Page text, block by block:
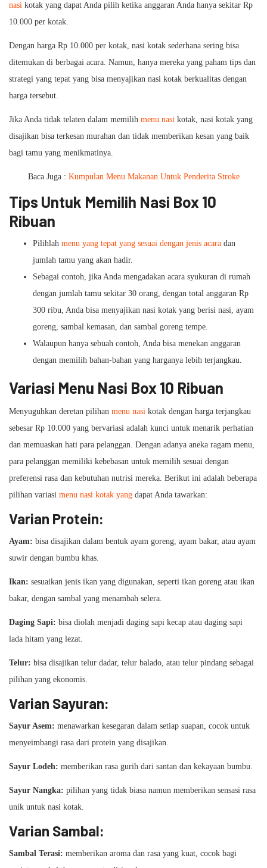
nasi kotak yang dapat Anda pilih ketika anggaran Anda hanya sekitar Rp
10.000 per kotak.
Dengan harga Rp 10.000 per kotak, nasi kotak sederhana sering bisa
ditemukan di berbagai acara. Namun, hanya mereka yang paham tips dan
strategi yang tepat yang bisa menyajikan nasi kotak berkualitas dengan
harga tersebut.
Jika Anda tidak telaten dalam memilih menu nasi kotak, nasi kotak yang
disajikan bisa terkesan murahan dan tidak memberikan kesan yang baik
bagi tamu yang menikmatinya.
Baca Juga : Kumpulan Menu Makanan Untuk Penderita Stroke
Tips Untuk Memilih Nasi Box 10
Ribuan
Pilihlah menu yang tepat yang sesuai dengan jenis acara dan
jumlah tamu yang akan hadir.
Sebagai contoh, jika Anda mengadakan acara syukuran di rumah
dengan jumlah tamu sekitar 30 orang, dengan total anggaran Rp
300 ribu, Anda bisa menyajikan nasi kotak yang berisi nasi, ayam
goreng, sambal kemasan, dan sambal goreng tempe.
Walaupun hanya sebuah contoh, Anda bisa menekan anggaran
dengan memilih bahan-bahan yang harganya lebih terjangkau.
Variasi Menu Nasi Box 10 Ribuan
Menyuguhkan deretan pilihan menu nasi kotak dengan harga terjangkau
sebesar Rp 10.000 yang bervariasi adalah kunci untuk menarik perhatian
dan memuaskan hati para pelanggan. Dengan adanya aneka ragam menu,
para pelanggan memiliki kebebasan untuk memilih sesuai dengan
preferensi rasa dan kebutuhan nutrisi mereka. Berikut ini adalah beberapa
pilihan variasi menu nasi kotak yang dapat Anda tawarkan:
Varian Protein:
Ayam: bisa disajikan dalam bentuk ayam goreng, ayam bakar, atau ayam
suwir dengan bumbu khas.
Ikan: sesuaikan jenis ikan yang digunakan, seperti ikan goreng atau ikan
bakar, dengan sambal yang menambah selera.
Daging Sapi: bisa diolah menjadi daging sapi kecap atau daging sapi
lada hitam yang lezat.
Telur: bisa disajikan telur dadar, telur balado, atau telur pindang sebagai
pilihan yang ekonomis.
Varian Sayuran:
Sayur Asem: menawarkan kesegaran dalam setiap suapan, cocok untuk
menyeimbangi rasa dari protein yang disajikan.
Sayur Lodeh: memberikan rasa gurih dari santan dan kekayaan bumbu.
Sayur Nangka: pilihan yang tidak biasa namun memberikan sensasi rasa
unik untuk nasi kotak.
Varian Sambal:
Sambal Terasi: memberikan aroma dan rasa yang kuat, cocok bagi